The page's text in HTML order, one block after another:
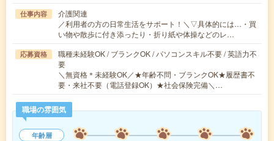
仕事内容
介護関連
／利用者の方の日常生活をサポート！＼▽具体的には…・買
い物や散歩に付き添ったり・折り紙や体操などのレ…
応募資格
職種未経験OK / ブランクOK / パソコンスキル不要 / 英語力不
要
＼無資格＊未経験OK／★年齢不問・ブランクOK★履歴書不
要・来社不要（電話登録OK）★社会保険完備＼…
職場の雰囲気
年齢層